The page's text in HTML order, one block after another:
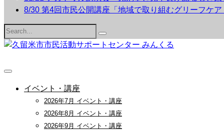
8/30 第4回市民公開講座「地域で取り組むグリーフケア
Search
for:
イベント・講座
2026年7月 イベント・講座
2026年8月 イベント・講座
2026年9月 イベント・講座